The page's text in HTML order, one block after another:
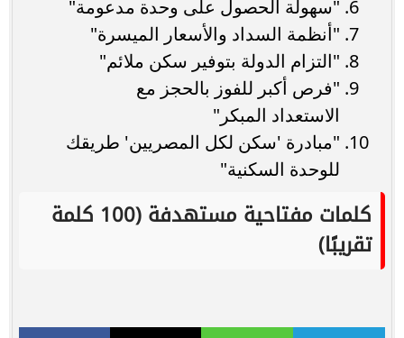
"سهولة الحصول على وحدة مدعومة"
"أنظمة السداد والأسعار الميسرة"
"التزام الدولة بتوفير سكن ملائم"
"فرص أكبر للفوز بالحجز مع
الاستعداد المبكر"
"مبادرة 'سكن لكل المصريين' طريقك
للوحدة السكنية"
كلمات مفتاحية مستهدفة (100 كلمة
تقريبًا)